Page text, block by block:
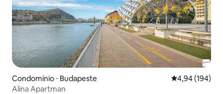
Condomínio ⋅ Budapeste 4,94 de uma
4,94 (194)
Alina Apartman